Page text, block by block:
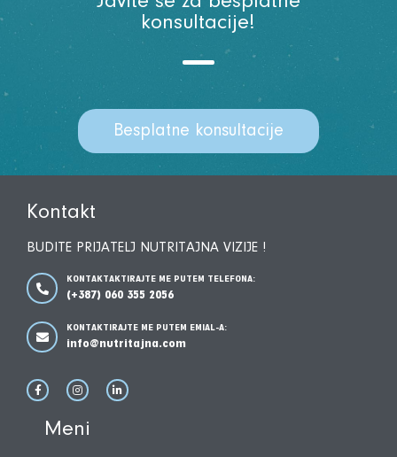
konsultacije!
Besplatne konsultacije
Kontakt
BUDITE PRIJATELJ NUTRITAJNA VIZIJE !
KONTAKTAKTIRAJTE ME PUTEM TELEFONA:
(+387) 060 355 2056
KONTAKTIRAJTE ME PUTEM EMIAL-A:
info@nutritajna.com
Meni